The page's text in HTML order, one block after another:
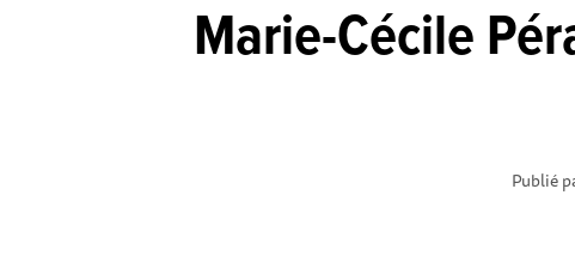
Marie-Cécile
Publié